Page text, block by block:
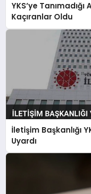
YKS’ye
Kaçıranlar Oldu
İletişim Başkanlığı
Uyardı